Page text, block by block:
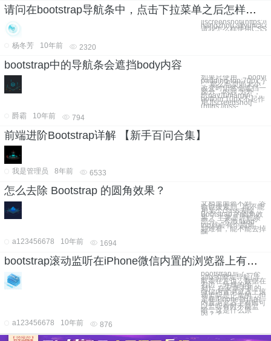
请问在bootstrap导航条中，点击下拉菜单之后怎样改变背景色？
![screenshot](https://
请我怎么样使用CSS
杨冬芳
10年前 2320
bootstrap中的导航条会遮挡body内容
如果只使用 ``` body{
padding-top:70px; }
``` 那么当页面大小
改变时仍然会遮挡一
部分，内容 另外，
给nav加margin-
bottom:10px;不起作
用 ![screenshot]
(https://oss-
爵霸
10年前 794
前端进阶Bootstrap详解 【新手百问合集】
我是管理员 8年前 6533
怎么去除 Bootstrap 的圆角效果？
文档里面查不到，谷
歌也搜索到...能不能
用某个class去除
Bootstrap 的圆角效
果？ 主要是导航条
部分，不加.fixed-
top就会有个圆角，
好难看，能不能去掉
啊
a123456678
10年前 1694
bootstrap滚动监听在iPhone微信内置的浏览器上有时有效果有时没有
bootstrap写了一个
affix的附加导航(导
航条在左边，数据在
右边，分成的两
列)，在安卓手机的
微信内置浏览器上滚
动监听是正常的，但
是在iPhone微信的
内置浏览器上有时可
以监听有时不能监
听，这是什么原
因？？
a123456678
10年前 876